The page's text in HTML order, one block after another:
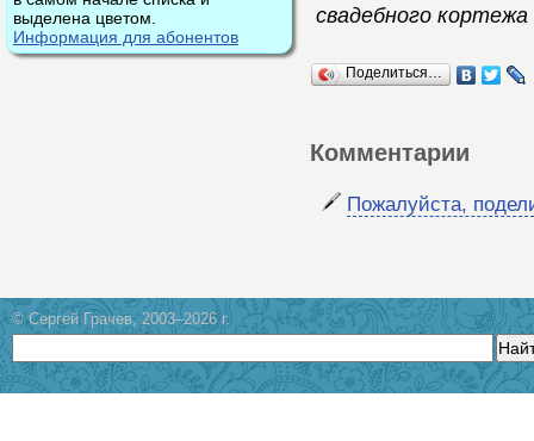
выделена цветом.
Информация для абонентов
свадебного
Поделиться…
Комментарии
Пожалуйста,
© Сергей Грачев, 2003–2026 г.